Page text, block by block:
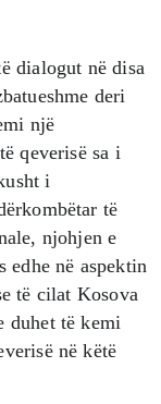
dialogut në disa
deri
një
qeverisë sa i
i
të
njohjen e
edhe në aspektin
të cilat Kosova
duhet të kemi
në këtë